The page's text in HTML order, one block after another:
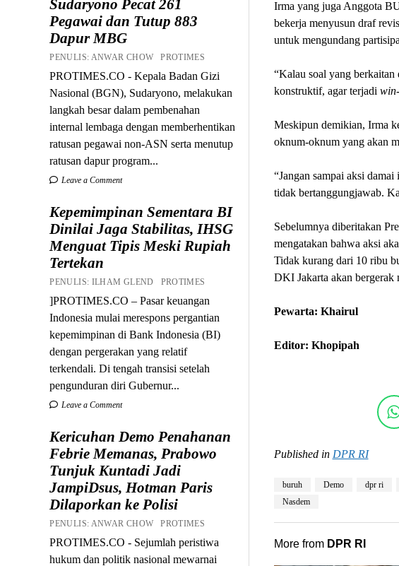
Sudaryono Pecat 261
Pegawai dan Tutup 883
Dapur MBG
PENULIS: ANWAR CHOW PROTIMES
PROTIMES.CO - Kepala Badan Gizi
Nasional (BGN), Sudaryono, melakukan
langkah besar dalam pembenahan
internal lembaga dengan memberhentikan
ratusan pegawai non-ASN serta menutup
ratusan dapur program...
Leave a Comment
Kepemimpinan Sementara BI
Dinilai Jaga Stabilitas, IHSG
Menguat Tipis Meski Rupiah
Tertekan
PENULIS: ILHAM GLEND PROTIMES
]PROTIMES.CO – Pasar keuangan
Indonesia mulai merespons pergantian
kepemimpinan di Bank Indonesia (BI)
dengan pergerakan yang relatif
terkendali. Di tengah transisi setelah
pengunduran diri Gubernur...
Leave a Comment
Kericuhan Demo Penahanan
Febrie Memanas, Prabowo
Tunjuk Kuntadi Jadi
JampiDsus, Hotman Paris
Dilaporkan ke Polisi
PENULIS: ANWAR CHOW PROTIMES
PROTIMES.CO - Sejumlah peristiwa
hukum dan politik nasional mewarnai
Irma yang juga Anggota
bekerja menyusun draf
untuk mengundang
“Kalau soal yang berkaitan
konstruktif, agar terjadi
Meskipun demikian, Irma
oknum-oknum yang akan
“Jangan sampai aksi
tidak bertanggungjawab.
Sebelumnya diberitakan
mengatakan bahwa aksi
Tidak kurang dari 10 ribu
DKI Jakarta akan bergerak
Pewarta: Khairul
Editor: Khopipah
Published in DPR RI
buruh Demo dpr ri
Nasdem
More from DPR RI